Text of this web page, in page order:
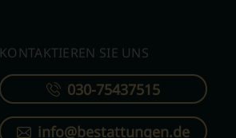
KONTAKTIEREN SIE UNS
030-75437515
info@bestattungen.de